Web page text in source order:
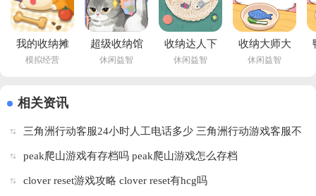
我的收纳摊
官方下载
模拟经营
超级收纳馆
2下载最新
休闲益智
收纳达人下
载最新版
休闲益智
收纳大师大
招版下载手
休闲益智
相关资讯
三角洲行动客服24小时人工电话多少 三角洲行动游戏客服不
处理问题怎么办
peak爬山游戏有存档吗 peak爬山游戏怎么存档
clover reset游戏攻略 clover reset有hcg吗